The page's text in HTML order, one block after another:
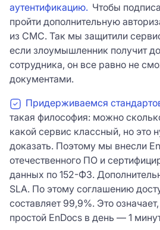
аутентификацию. Чтобы
пройти дополнительную
из СМС. Так мы защитили
если злоумышленник получит
сотрудника, он все равно не
документами.
Придерживаемся
такая философия: можно
какой сервис классный, но это
доказать. Поэтому мы внесли
отечественного ПО и
данных по 152-ФЗ.
SLA. По этому соглашению
составляет 99,9%. Это
простой EnDocs в день — 1